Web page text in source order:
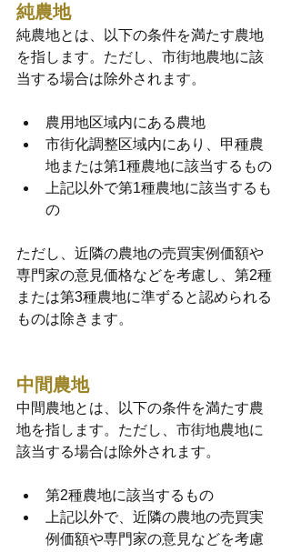
純農地
純農地とは、以下の条件を満たす農地
を指します。ただし、市街地農地に該
当する場合は除外されます。
農用地区域内にある農地
市街化調整区域内にあり、甲種農
地または第1種農地に該当するもの
上記以外で第1種農地に該当するも
の
ただし、近隣の農地の売買実例価額や
専門家の意見価格などを考慮し、第2種
または第3種農地に準ずると認められる
ものは除きます。
中間農地
中間農地とは、以下の条件を満たす農
地を指します。ただし、市街地農地に
該当する場合は除外されます。
第2種農地に該当するもの
上記以外で、近隣の農地の売買実
例価額や専門家の意見などを考慮